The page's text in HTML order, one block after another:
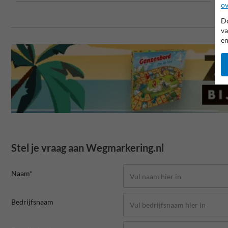
Stel je vraag aan Wegmarkering.nl
Naam*
Bedrijfsnaam